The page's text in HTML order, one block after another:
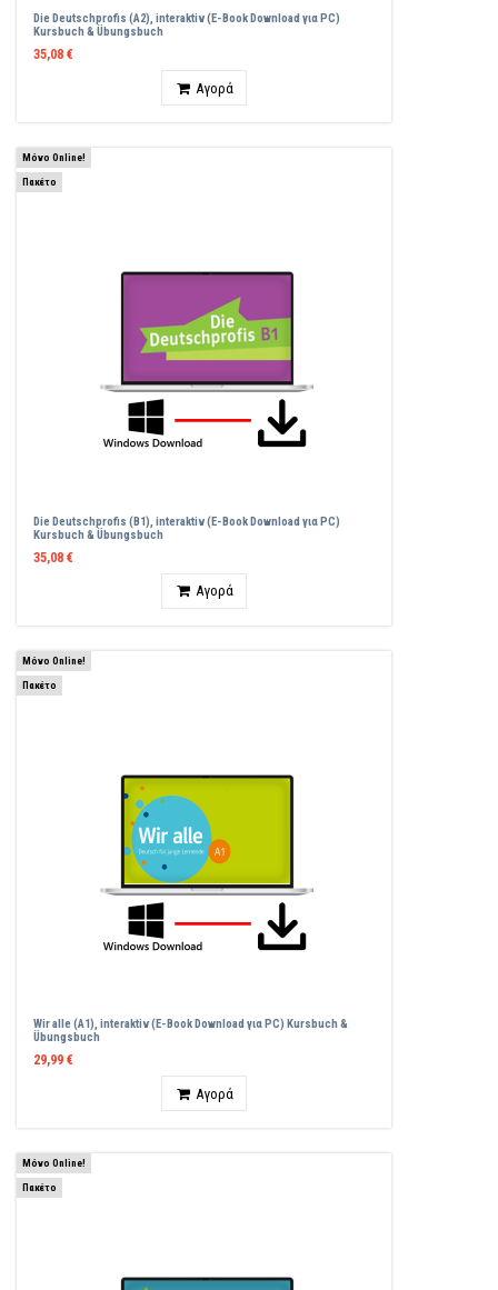
Die Deutschprofis (A2), interaktiv (E-Book Download για PC)
Kursbuch & Übungsbuch
35,08 €
Αγορά
Μόνο Online!
Πακέτο
Die Deutschprofis (B1), interaktiv (E-Book Download για PC)
Kursbuch & Übungsbuch
35,08 €
Αγορά
Μόνο Online!
Πακέτο
Wir alle (A1), interaktiv (E-Book Download για PC) Kursbuch &
Übungsbuch
29,99 €
Αγορά
Μόνο Online!
Πακέτο